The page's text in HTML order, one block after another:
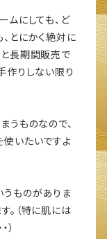
ムにしても、ど
とにかく絶対に
と長期間販売で
作りしない限り
うものなので、
使いたいですよ
うものがありま
。（特に肌には
）